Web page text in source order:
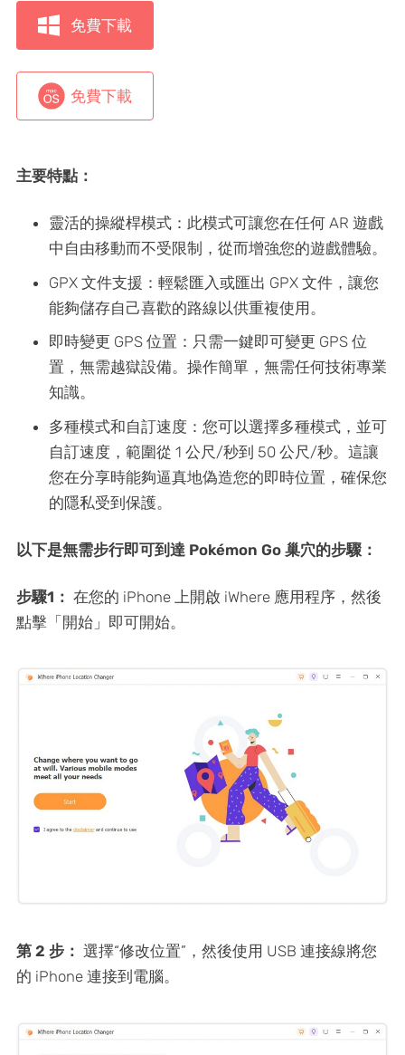
免費下載
免費下載
主要特點：
靈活的操縱桿模式：此模式可讓您在任何 AR 遊戲
中自由移動而不受限制，從而增強您的遊戲體驗。
GPX 文件支援：輕鬆匯入或匯出 GPX 文件，讓您
能夠儲存自己喜歡的路線以供重複使用。
即時變更 GPS 位置：只需一鍵即可變更 GPS 位
置，無需越獄設備。操作簡單，無需任何技術專業
知識。
多種模式和自訂速度：您可以選擇多種模式，並可
自訂速度，範圍從 1 公尺/秒到 50 公尺/秒。這讓
您在分享時能夠逼真地偽造您的即時位置，確保您
的隱私受到保護。
以下是無需步行即可到達 Pokémon Go 巢穴的步驟：
步驟1： 在您的 iPhone 上開啟 iWhere 應用程序，然後
點擊「開始」即可開始。
第 2 步： 選擇“修改位置”，然後使用 USB 連接線將您
的 iPhone 連接到電腦。